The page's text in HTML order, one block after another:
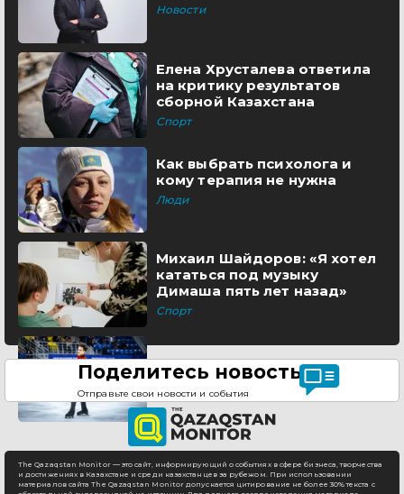
Новости
Елена Хрусталева ответила
на критику результатов
сборной Казахстана
Спорт
Как выбрать психолога и
кому терапия не нужна
Люди
Михаил Шайдоров: «Я хотел
кататься под музыку
Димаша пять лет назад»
Спорт
Поделитесь новостью
Отправьте свои новости и события
The Qazaqstan Monitor — это сайт, информирующий о событиях в сфере бизнеса, творчества
и достижениях в Казахстане и среди казахстанцев за рубежом. При использовании
материалов сайта The Qazaqstan Monitor допускается цитирование не более 30% текста с